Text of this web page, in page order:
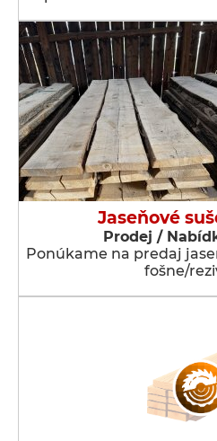
Jaseňové
Prodej /
Ponúkame na predaj
fošne/